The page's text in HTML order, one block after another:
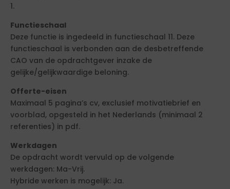
1.
Functieschaal
Deze functie is ingedeeld in functieschaal 11. Deze
functieschaal is verbonden aan de desbetreffende
CAO van de opdrachtgever inzake de
gelijke/gelijkwaardige beloning.
Offerte-eisen
Maximaal 5 pagina’s cv, exclusief motivatiebrief en
voorblad, opgesteld in het Nederlands (minimaal 2
referenties) in pdf.
Werkdagen
De opdracht wordt vervuld op de volgende
werkdagen: Ma-Vrij.
Hybride werken is mogelijk: Ja.